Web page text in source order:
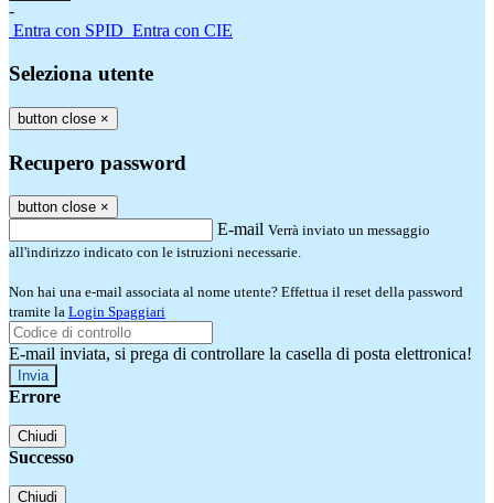
-
Entra con SPID Entra con CIE
Seleziona utente
button close ×
Recupero password
button close ×
E-mail Verrà inviato un messaggio
all'indirizzo indicato con le istruzioni necessarie.
Non hai una e-mail associata al nome utente? Effettua il reset della password
tramite la Login Spaggiari
E-mail inviata, si prega di controllare la casella di posta elettronica!
Errore
Chiudi
Successo
Chiudi